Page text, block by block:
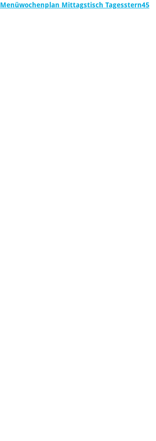
Menüwochenplan Mittagstisch Tagesstern45